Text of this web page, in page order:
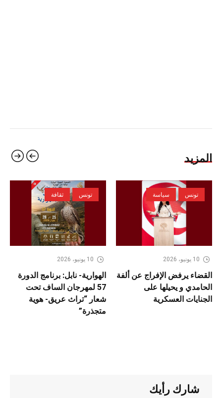
المزيد
تونس سياسة
10 يونيو، 2026
القضاء يرفض الإفراج عن ألفة
الحامدي و يحيلها على
الجنايات العسكرية
تونس ثقافة
10 يونيو، 2026
الهوارية- نابل: برنامج الدورة
57 لمهرجان الساف تحت
شعار “تراث عريق- هوية
متجذرة”
شارك رأيك